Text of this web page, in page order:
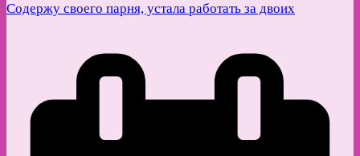
Содержу своего парня, устала работать за двоих